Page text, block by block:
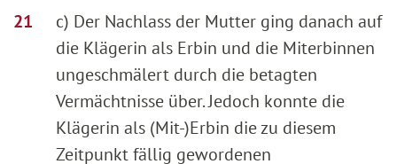
c) Der Nachlass der Mutter ging danach auf
die Klägerin als Erbin und die Miterbinnen
ungeschmälert durch die betagten
Vermächtnisse über. Jedoch konnte die
Klägerin als (Mit-)Erbin die zu diesem
Zeitpunkt fällig gewordenen